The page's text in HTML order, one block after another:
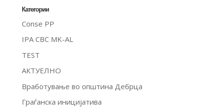
Категории
Conse PP
IPA CBC MK-AL
TEST
АКТУЕЛНО
Вработување во општина Дебрца
Граѓанска иницијатива